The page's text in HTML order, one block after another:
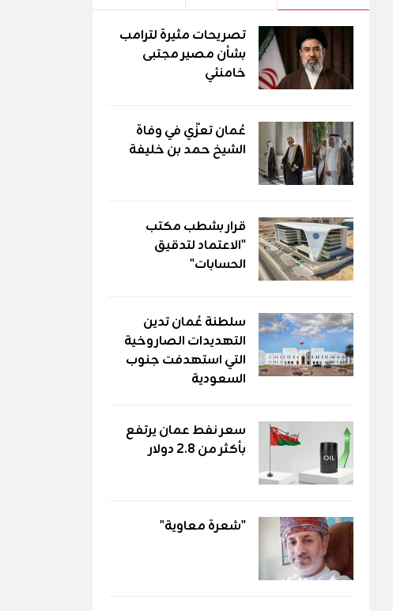
تصريحات مثيرة لترامب
بشأن مصير مجتبى
خامنئي
عُمان تعزّي في وفاة
الشيخ حمد بن خليفة
قرار بشطب مكتب
"الاعتماد لتدقيق
الحسابات"
سلطنة عُمان تدين
التهديدات الصاروخية
التي استهدفت جنوب
السعودية
سعر نفط عمان يرتفع
بأكثر من 2.8 دولار
"شعرة معاوية"